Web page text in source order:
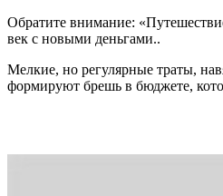
Обратите внимание:
век с новыми деньгами..
Мелкие, но регулярные траты,
формируют брешь в бюджете,